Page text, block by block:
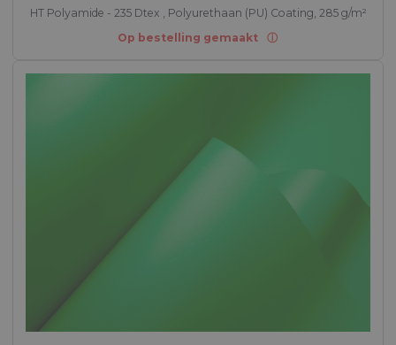
HT Polyamide - 235 Dtex , Polyurethaan (PU) Coating, 285 g/m²
Op bestelling gemaakt